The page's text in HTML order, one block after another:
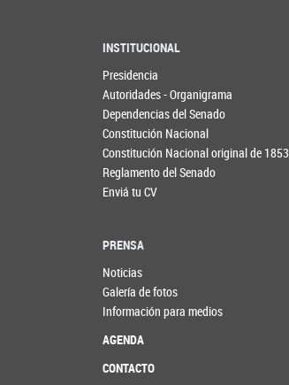
INSTITUCIONAL
Presidencia
Autoridades - Organigrama
Dependencias del Senado
Constitución Nacional
Constitución Nacional original de 1853
Reglamento del Senado
Enviá tu CV
PRENSA
Noticias
Galería de fotos
Información para medios
AGENDA
CONTACTO